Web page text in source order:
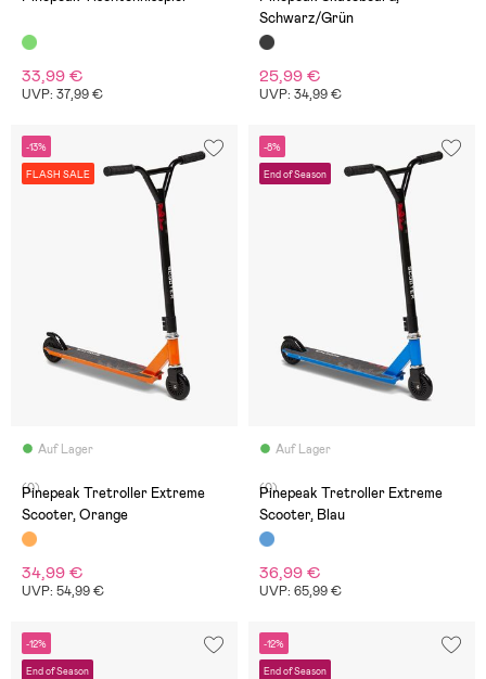
33,99 €
UVP: 37,99 €
Schwarz/Grün
25,99 €
UVP: 34,99 €
-13%
FLASH SALE
Auf Lager
(0)
Pinepeak Tretroller Extreme
Scooter, Orange
34,99 €
UVP: 54,99 €
-8%
End of Season
Auf Lager
(0)
Pinepeak Tretroller Extreme
Scooter, Blau
36,99 €
UVP: 65,99 €
-12%
End of Season
-12%
End of Season